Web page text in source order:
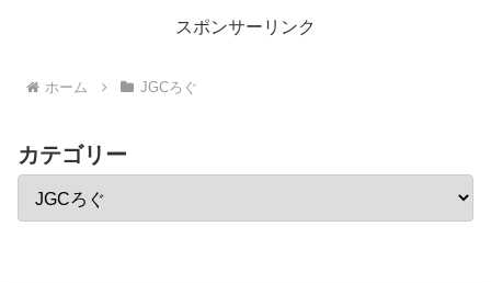
スポンサーリンク
ホーム JGCろぐ
カテゴリー